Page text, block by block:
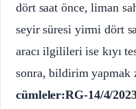
dört saat önce, liman
seyir süresi yirmi dört
aracı ilgilileri ise kıyı
sonra, bildirim yapmak
cümleler:RG-14/4/